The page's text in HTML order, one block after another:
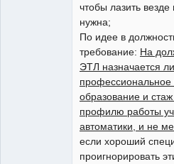
чтобы лазить
нужна;
По идее в
требование: На
ЭТЛ назначается
профессиональное
образование и
профилю работы
автоматики, и не
если хороший
проигнорировать